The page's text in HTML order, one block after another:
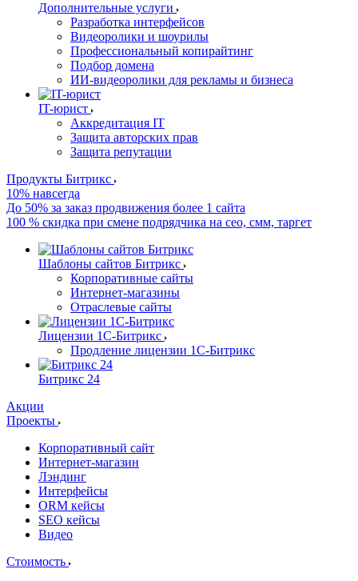
Дополнительные услуги
Разработка интерфейсов
Видеоролики и шоурилы
Профессиональный копирайтинг
Подбор домена
ИИ-видеоролики для рекламы и бизнеса
IT-юрист
Аккредитация IT
Защита авторских прав
Защита репутации
Продукты Битрикс
10% навсегда
До 50% за заказ продвижения более 1 сайта
100 % скидка при смене подрядчика на сео, смм, таргет
Шаблоны сайтов Битрикс
Корпоративные сайты
Интернет-магазины
Отраслевые сайты
Лицензии 1С-Битрикс
Продление лицензии 1С-Битрикс
Битрикс 24
Акции
Проекты
Корпоративный сайт
Интернет-магазин
Лэндинг
Интерфейсы
ORM кейсы
SEO кейсы
Видео
Стоимость